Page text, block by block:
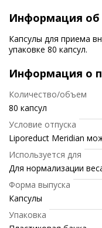
Информация об
Капсулы для приема
упаковке 80 капсул.
Информация о
Количество/объем
80 капсул
Условие отпуска
Liporeduct Meridian
Используется для
Для нормализации
Форма выпуска
Капсулы
Упаковка